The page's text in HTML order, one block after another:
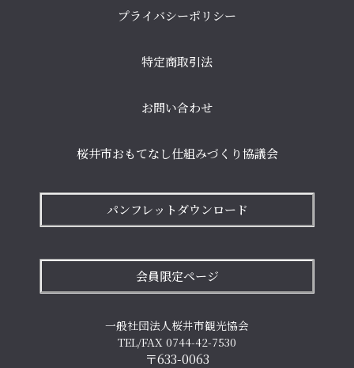
プライバシーポリシー
特定商取引法
お問い合わせ
桜井市おもてなし仕組みづくり協議会
パンフレットダウンロード
会員限定ページ
一般社団法人桜井市観光協会
TEL/FAX 0744-42-7530
〒633-0063